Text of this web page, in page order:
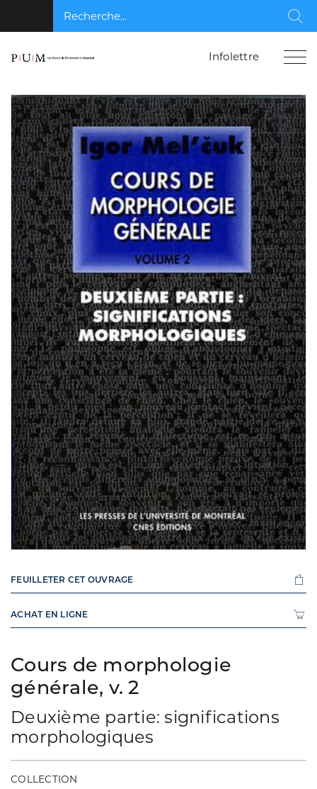
Recherche...
Infolettre
Cours de morphologie
générale, v. 2
Deuxième partie: significations
morphologiques
COLLECTION
FEUILLETER CET OUVRAGE
ACHAT EN LIGNE